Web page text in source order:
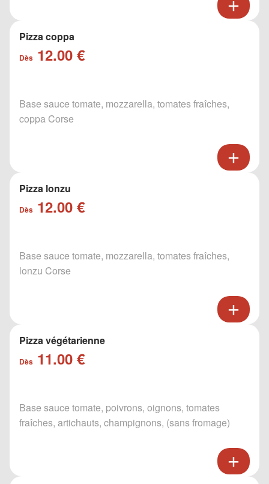
Pizza coppa
Dès 12.00 €
Base sauce tomate, mozzarella, tomates fraîches,
coppa Corse
Pizza lonzu
Dès 12.00 €
Base sauce tomate, mozzarella, tomates fraîches,
lonzu Corse
Pizza végétarienne
Dès 11.00 €
Base sauce tomate, poivrons, oignons, tomates
fraîches, artichauts, champignons, (sans fromage)